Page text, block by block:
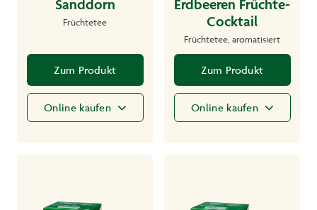
Sanddorn
Früchtetee
Zum Produkt
Online kaufen
Erdbeeren Früchte-
Cocktail
Früchtetee, aromatisiert
Zum Produkt
Online kaufen